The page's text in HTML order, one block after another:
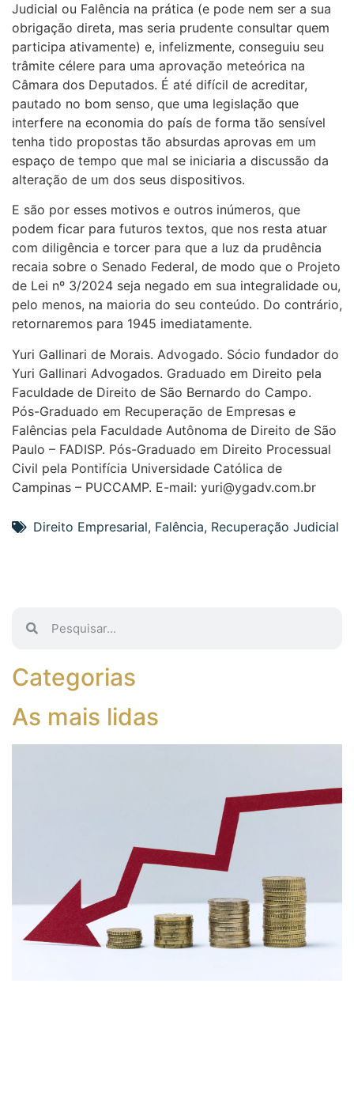
Judicial ou Falência na prática (e pode nem ser a sua
obrigação direta, mas seria prudente consultar quem
participa ativamente) e, infelizmente, conseguiu seu
trâmite célere para uma aprovação meteórica na
Câmara dos Deputados. É até difícil de acreditar,
pautado no bom senso, que uma legislação que
interfere na economia do país de forma tão sensível
tenha tido propostas tão absurdas aprovas em um
espaço de tempo que mal se iniciaria a discussão da
alteração de um dos seus dispositivos.
E são por esses motivos e outros inúmeros, que
podem ficar para futuros textos, que nos resta atuar
com diligência e torcer para que a luz da prudência
recaia sobre o Senado Federal, de modo que o Projeto
de Lei nº 3/2024 seja negado em sua integralidade ou,
pelo menos, na maioria do seu conteúdo. Do contrário,
retornaremos para 1945 imediatamente.
Yuri Gallinari de Morais. Advogado. Sócio fundador do
Yuri Gallinari Advogados. Graduado em Direito pela
Faculdade de Direito de São Bernardo do Campo.
Pós-Graduado em Recuperação de Empresas e
Falências pela Faculdade Autônoma de Direito de São
Paulo – FADISP. Pós-Graduado em Direito Processual
Civil pela Pontifícia Universidade Católica de
Campinas – PUCCAMP. E-mail: yuri@ygadv.com.br
Direito Empresarial, Falência, Recuperação Judicial
Categorias
As mais lidas